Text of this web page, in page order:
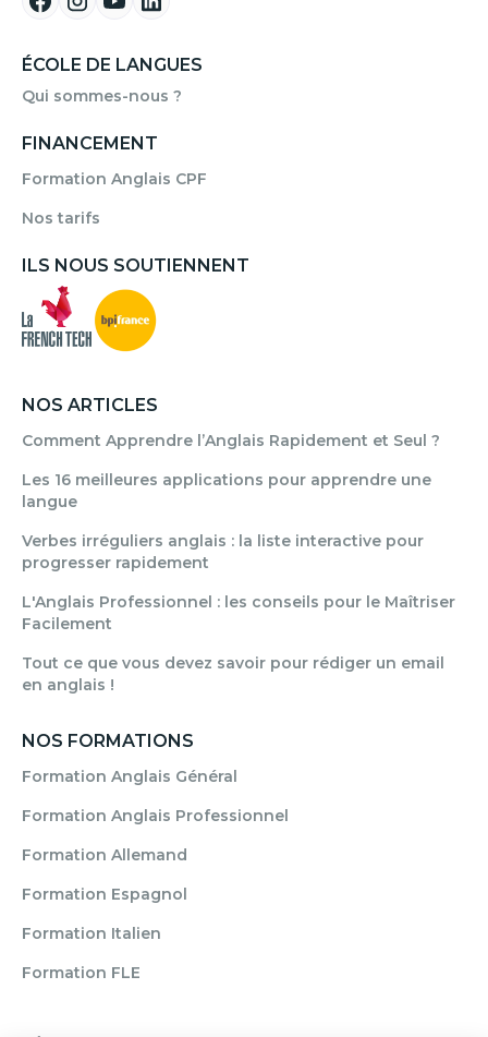
ÉCOLE DE LANGUES
Qui sommes-nous ?
FINANCEMENT
Formation Anglais CPF
Nos tarifs
ILS NOUS SOUTIENNENT
NOS ARTICLES
Comment Apprendre l’Anglais Rapidement et Seul ?
Les 16 meilleures applications pour apprendre une
langue
Verbes irréguliers anglais : la liste interactive pour
progresser rapidement
L'Anglais Professionnel : les conseils pour le Maîtriser
Facilement
Tout ce que vous devez savoir pour rédiger un email
en anglais !
NOS FORMATIONS
Formation Anglais Général
Formation Anglais Professionnel
Formation Allemand
Formation Espagnol
Formation Italien
Formation FLE